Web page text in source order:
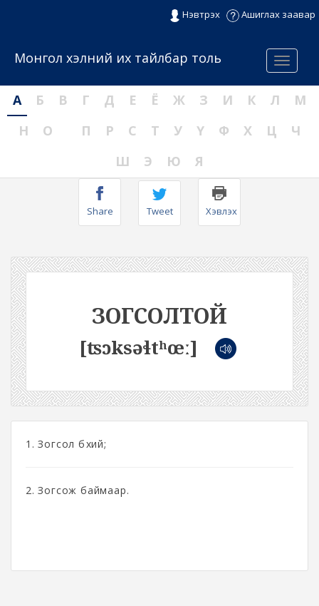
Нэвтрэх Ашиглах заавар
Menu
Монгол хэлний их тайлбар толь
А Б В Г Д Е Ё Ж З И К Л
М
Н
О П Р С Т У Ү Ф Х Ц
Ч
Ш
Э Ю Я
Share Tweet Хэвлэх
ЗОГСОЛТОЙ
[ʦɔksəɬtʰœː]
1. Зогсол бүхий;
2. Зогсож баймаар.